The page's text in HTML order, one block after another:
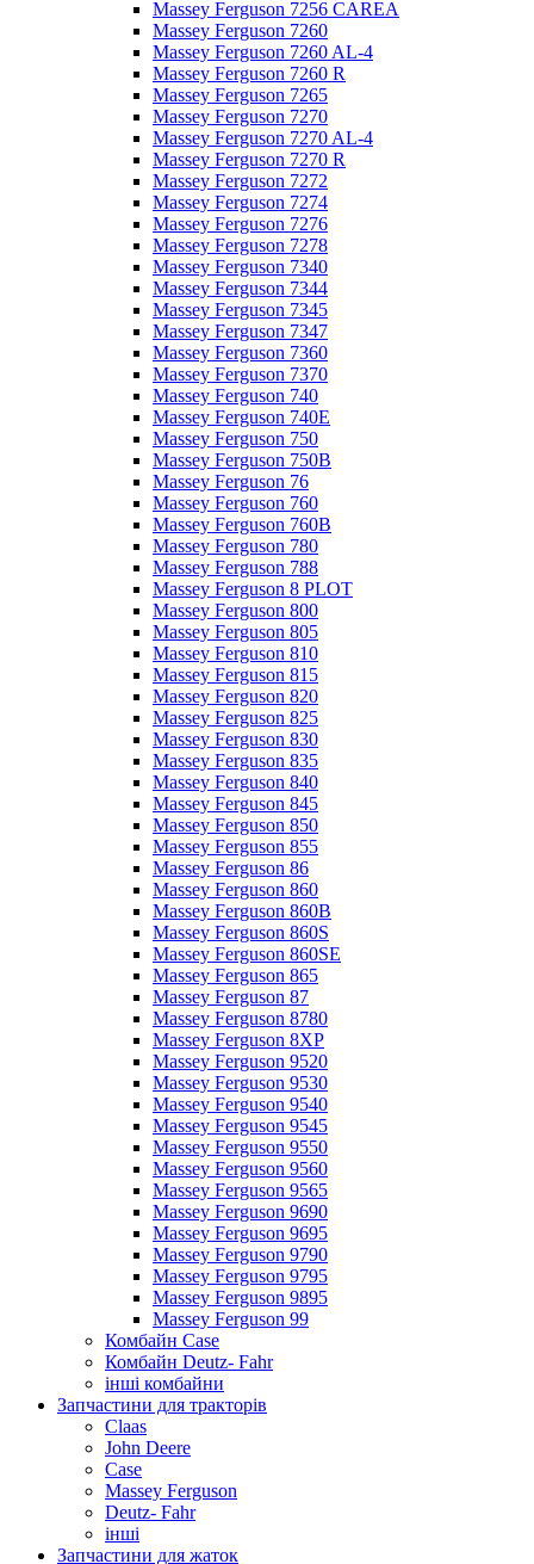
Massey Ferguson 7256 CAREA
Massey Ferguson 7260
Massey Ferguson 7260 AL-4
Massey Ferguson 7260 R
Massey Ferguson 7265
Massey Ferguson 7270
Massey Ferguson 7270 AL-4
Massey Ferguson 7270 R
Massey Ferguson 7272
Massey Ferguson 7274
Massey Ferguson 7276
Massey Ferguson 7278
Massey Ferguson 7340
Massey Ferguson 7344
Massey Ferguson 7345
Massey Ferguson 7347
Massey Ferguson 7360
Massey Ferguson 7370
Massey Ferguson 740
Massey Ferguson 740E
Massey Ferguson 750
Massey Ferguson 750B
Massey Ferguson 76
Massey Ferguson 760
Massey Ferguson 760B
Massey Ferguson 780
Massey Ferguson 788
Massey Ferguson 8 PLOT
Massey Ferguson 800
Massey Ferguson 805
Massey Ferguson 810
Massey Ferguson 815
Massey Ferguson 820
Massey Ferguson 825
Massey Ferguson 830
Massey Ferguson 835
Massey Ferguson 840
Massey Ferguson 845
Massey Ferguson 850
Massey Ferguson 855
Massey Ferguson 86
Massey Ferguson 860
Massey Ferguson 860B
Massey Ferguson 860S
Massey Ferguson 860SE
Massey Ferguson 865
Massey Ferguson 87
Massey Ferguson 8780
Massey Ferguson 8XP
Massey Ferguson 9520
Massey Ferguson 9530
Massey Ferguson 9540
Massey Ferguson 9545
Massey Ferguson 9550
Massey Ferguson 9560
Massey Ferguson 9565
Massey Ferguson 9690
Massey Ferguson 9695
Massey Ferguson 9790
Massey Ferguson 9795
Massey Ferguson 9895
Massey Ferguson 99
Комбайн Case
Комбайн Deutz- Fahr
інші комбайни
Запчастини для тракторів
Claas
John Deere
Case
Massey Ferguson
Deutz- Fahr
інші
Запчастини для жаток